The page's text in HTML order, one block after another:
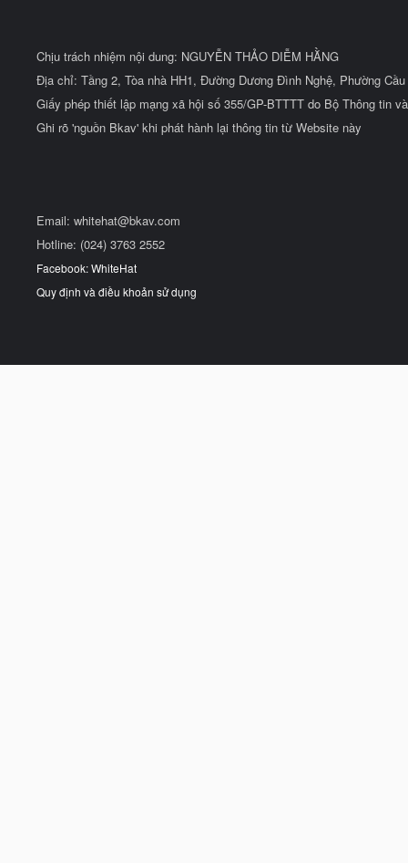
Chịu trách nhiệm nội dung: NGUYỄN THẢO DIỄM HẰNG
Địa chỉ: Tầng 2, Tòa nhà HH1, Đường Dương Đình Nghệ, Phường
Giấy phép thiết lập mạng xã hội số 355/GP-BTTTT do Bộ Thông tin
Ghi rõ 'nguồn Bkav' khi phát hành lại thông tin từ Website này
Email: whitehat@bkav.com
Hotline: (024) 3763 2552
Facebook: WhiteHat
Quy định và điều khoản sử dụng